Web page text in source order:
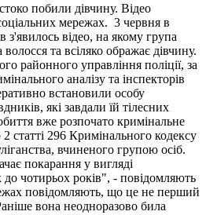
побили дівчину. Відео
мережах. 3 червня в
з'явилось відео, на якому група
волосся та всіляко ображає дівчину.
районного управління поліції, за
аналізу та інспекторів
встановили особу
які завдали їй тілесних
вже розпочато кримінальне
статті 296 Кримінального кодексу
вчиненого групою осіб.
покарання у вигляді
до чотирьох років", - повідомляють
повідомляють, що це не перший
вона неодноразово била